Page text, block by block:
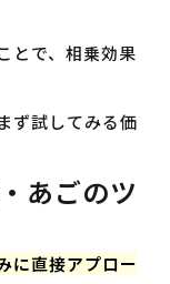
とで、相乗効果
ず試してみる価
あごのツ
に直接アプロー